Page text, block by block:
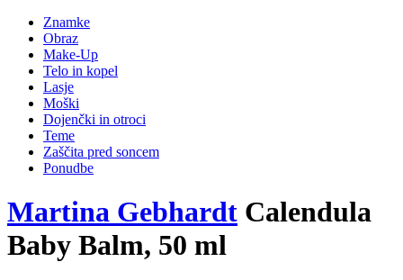
Znamke
Obraz
Make-Up
Telo in kopel
Lasje
Moški
Dojenčki in otroci
Teme
Zaščita pred soncem
Ponudbe
Martina Gebhardt Calendula
Baby Balm, 50 ml